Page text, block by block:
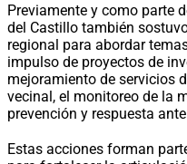
Previamente y como parte
del Castillo también
regional para abordar
impulso de proyectos de
mejoramiento de servicios
vecinal, el monitoreo de la
prevención y respuesta
Estas acciones forman